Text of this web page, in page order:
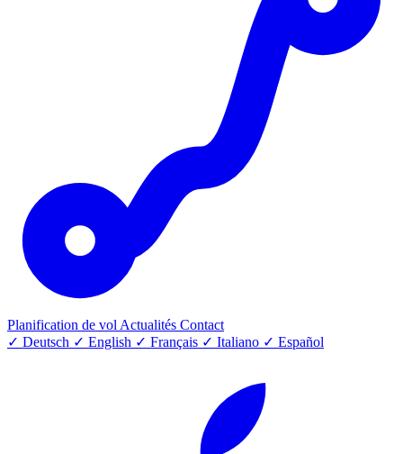
Planification de vol Actualités Contact
✓ Deutsch ✓ English ✓ Français ✓ Italiano ✓ Español